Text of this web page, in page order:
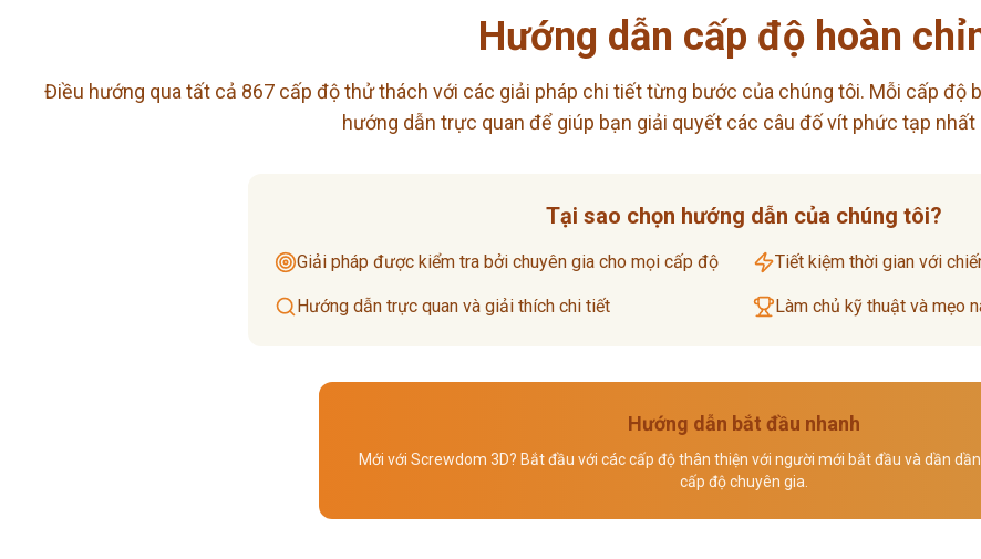
Hướng dẫn cấp độ hoàn
Điều hướng qua tất cả 867 cấp độ thử thách với các giải pháp chi tiết từng bước của chúng tôi. Mỗi cấp độ
hướng dẫn trực quan để giúp bạn giải quyết các câu đố vít phức tạp
Tại sao chọn hướng dẫn của chúng tôi?
Giải pháp được kiểm tra bởi chuyên gia cho mọi cấp độ Tiết kiệm thời gian với
Hướng dẫn trực quan và giải thích chi tiết Làm chủ kỹ thuật và mẹo
Hướng dẫn bắt đầu nhanh
Mới với Screwdom 3D? Bắt đầu với các cấp độ thân thiện với người mới bắt đầu và dần
cấp độ chuyên gia.